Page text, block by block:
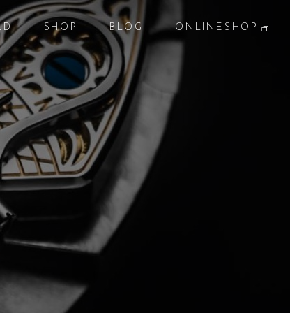
SHOP
店 舗
BLOG
ブログ
ONLINESHOP
オンラインショップ